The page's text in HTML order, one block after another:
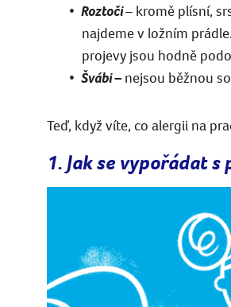
Roztoči– kromě plísní,
najdeme v ložním
projevy jsou hodně
Švábi –nejsou běžnou
Teď, když víte, co alergii na
1. Jak se vypořádat